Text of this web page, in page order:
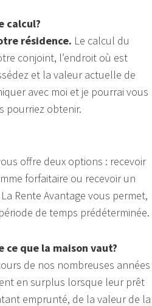
calcul?
résidence. Le calcul du
conjoint, l’endroit où est
et la valeur actuelle de
avec moi et je pourrai vous
pourriez obtenir.
offre deux options : recevoir
forfaitaire ou recevoir un
Rente Avantage vous permet,
de temps prédéterminée.
que la maison vaut?
de nos nombreuses années
en surplus lorsque leur prêt
emprunté, de la valeur de la